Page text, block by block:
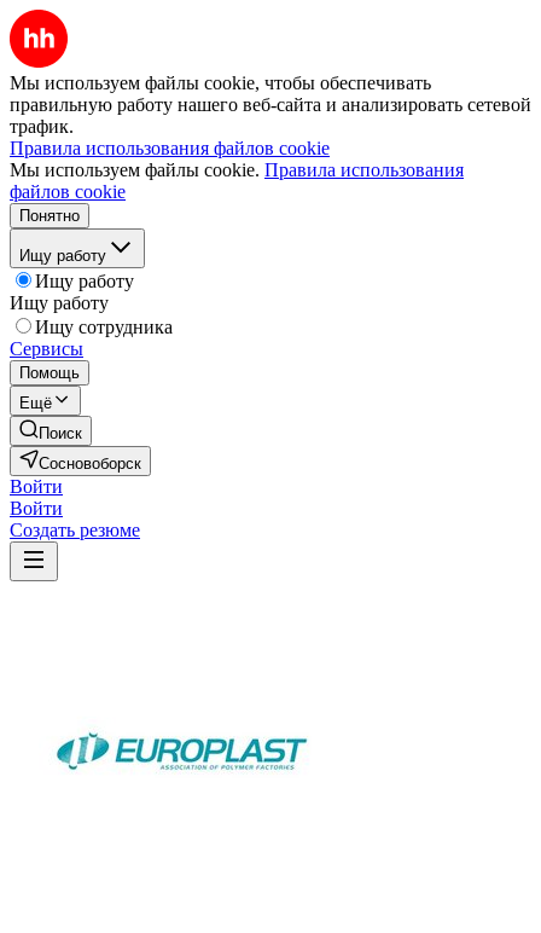
Мы используем файлы cookie, чтобы обеспечивать
правильную работу нашего веб-сайта и анализировать сетевой
трафик.
Правила использования файлов cookie
Мы используем файлы cookie. Правила использования
файлов cookie
Понятно
Ищу работу
Ищу работу
Ищу работу
Ищу сотрудника
Сервисы
Помощь
Ещё
Поиск
Сосновоборск
Войти
Войти
Создать резюме